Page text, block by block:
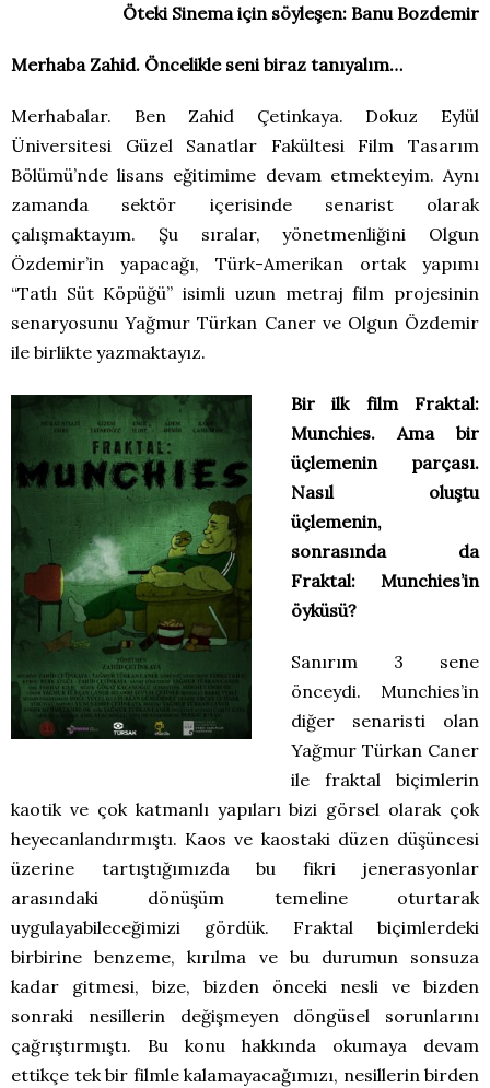
Öteki Sinema için söyleşen: Banu Bozdemir
Merhaba Zahid. Öncelikle seni biraz tanıyalım…
Merhabalar. Ben Zahid Çetinkaya. Dokuz Eylül
Üniversitesi Güzel Sanatlar Fakültesi Film Tasarım
Bölümü’nde lisans eğitimime devam etmekteyim. Aynı
zamanda sektör içerisinde senarist olarak
çalışmaktayım. Şu sıralar, yönetmenliğini Olgun
Özdemir’in yapacağı, Türk-Amerikan ortak yapımı
“Tatlı Süt Köpüğü” isimli uzun metraj film projesinin
senaryosunu Yağmur Türkan Caner ve Olgun Özdemir
ile birlikte yazmaktayız.
Bir ilk film Fraktal:
Munchies. Ama bir
üçlemenin parçası.
Nasıl oluştu
üçlemenin,
sonrasında da
Fraktal: Munchies’in
öyküsü?
Sanırım 3 sene
önceydi. Munchies’in
diğer senaristi olan
Yağmur Türkan Caner
ile fraktal biçimlerin
kaotik ve çok katmanlı yapıları bizi görsel olarak çok
heyecanlandırmıştı. Kaos ve kaostaki düzen düşüncesi
üzerine tartıştığımızda bu fikri jenerasyonlar
arasındaki dönüşüm temeline oturtarak
uygulayabileceğimizi gördük. Fraktal biçimlerdeki
birbirine benzeme, kırılma ve bu durumun sonsuza
kadar gitmesi, bize, bizden önceki nesli ve bizden
sonraki nesillerin değişmeyen döngüsel sorunlarını
çağrıştırmıştı. Bu konu hakkında okumaya devam
ettikçe tek bir filmle kalamayacağımızı, nesillerin birden